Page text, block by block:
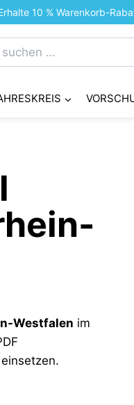
10 % Warenkorb-
Westfalen im